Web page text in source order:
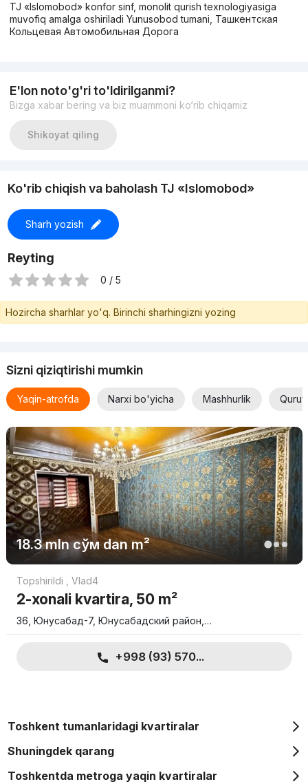
TJ «Islomobod» konfor sinf, monolit qurish texnologiyasiga
muvofiq amalga oshiriladi Yunusobod tumani, Ташкентская
Кольцевая Автомобильная Дорога
E'lon noto'g'ri to'ldirilganmi?
Bizga xabar bering va biz muammoni ko‘rib chiqamiz
Shikoyat qiling
Ko'rib chiqish va baholash TJ «Islomobod»
Sharh yozish
Reyting
0 / 5
Hozircha sharhlar yo'q. Birinchi sharhingizni yozing
Sizni qiziqtirishi mumkin
Yaqin-atrofda Narxi bo'yicha Mashhurlik
18.3 mln сўмdan m²
Topshirildi Vlad4
2-xonali kvartira, 50 m²
36, Юнусабад-7, Юнусабадский район,…
+998 (93) 570...
Toshkent tumanlaridagi kvartiralar
Shuningdek qarang
Toshkentda metroga yaqin kvartiralar